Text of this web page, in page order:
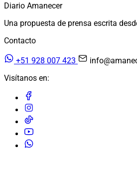
Diario Amanecer
Una propuesta de prensa escrita
Contacto
+51 928 007 423
Visítanos en: